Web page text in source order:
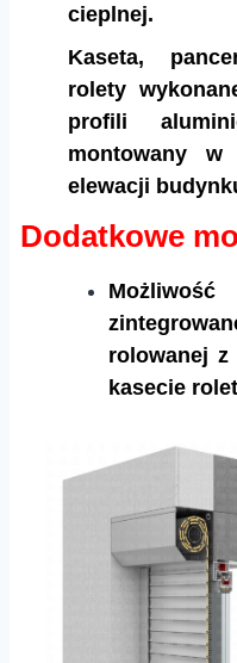
cieplnej.
Kaseta,
rolety
profili
montowany
elewacji
Dodatkowe
rolowanej z
kasecie